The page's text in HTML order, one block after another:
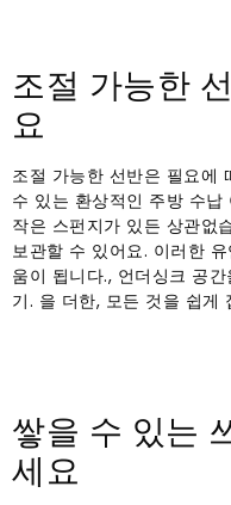
조절 가능한
요
조절 가능한 선반은 필요에
수 있는 환상적인 주방 수
작은 스펀지가 있든 상관없
보관할 수 있어요. 이러한
움이 됩니다., 언더싱크 공
기. 을 더한, 모든 것을 쉽게
쌓을 수 있는
세요